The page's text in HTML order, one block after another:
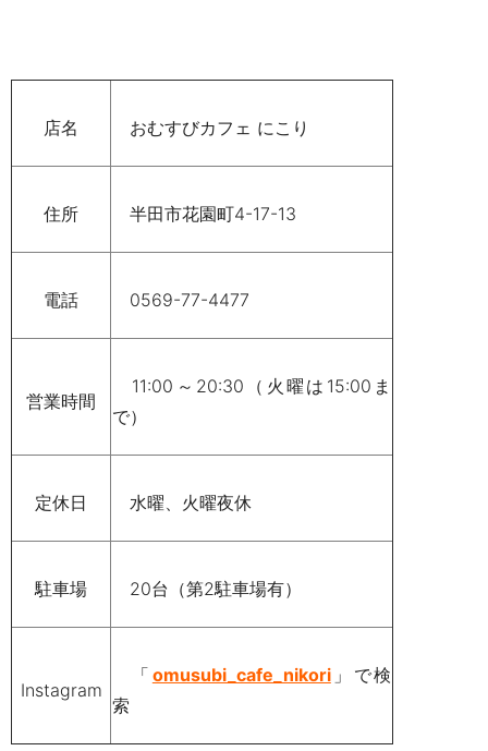
店名 おむすびカフェ にこり
住所 半田市花園町4-17-13
電話 0569-77-4477
営業時間
11:00 ～ 20:30 （火曜は 15:00 ま
で）
定休日 水曜、火曜夜休
駐車場 20台（第2駐車場有）
Instagram
「 omusubi_cafe_nikori」で検
索